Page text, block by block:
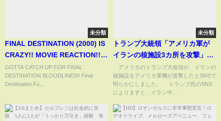
未分類
FINAL DESTINATION (2000) IS
CRAZY!! MOVIE REACTION!!
First Time Watching!! Devon
Sawa | Tony Todd
GOTTA CATCH UP FOR FINAL
DESTINATION BLOODLINES!! Final
Destination Fu...
未分類
トランプ大統領「アメリカ軍が
イランの核施設3カ所を攻撃」
SNSに投稿(2025年6月22日)
アメリカのトランプ大統領が、イランの
核施設をアメリカ軍機が攻撃したとSNSで
明らかにしました。 トランプ氏のSNS
によりますと、イラン中...